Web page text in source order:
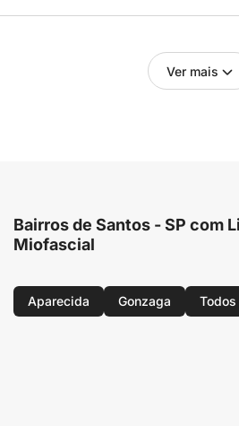
Ver mais
Bairros de Santos - SP com
Miofascial
Aparecida Gonzaga